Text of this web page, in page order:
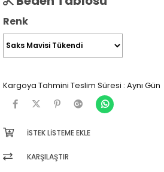
Renk
Kargoya Tahmini Teslim Süresi : Aynı Gün
İSTEK LISTEME EKLE
KARŞILAŞTIR